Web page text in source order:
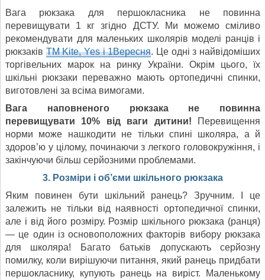
Вага рюкзака для першокласника не повинна
перевищувати 1 кг згідно ДСТУ. Ми можемо сміливо
рекомендувати для маленьких школярів моделі ранців і
рюкзаків ТМ Kite, Yes і 1Вересня. Це одні з найвідоміших
торгівельних марок на ринку України. Окрім цього, їх
шкільні рюкзаки переважно мають ортопедичні спинки,
виготовлені за всіма вимогами.
Вага наповненого рюкзака не повинна
перевищувати 10% від ваги дитини! Перевищення
норми може нашкодити не тільки спині школяра, а й
здоров’ю у цілому, починаючи з легкого головокружіння, і
закінчуючи більш серйозними проблемами.
3. Розміри і об’єми шкільного рюкзака
Яким повинен бути шкільний ранець? Зручним. І це
залежить не тільки від наявності ортопедичної спинки,
але і від його розміру. Розмір шкільного рюкзака (ранця)
— це один із основоположних факторів вибору рюкзака
для школяра! Багато батьків допускають серйозну
помилку, коли вирішуючи питання, який ранець придбати
першокласнику, купують ранець на виріст. Маленькому